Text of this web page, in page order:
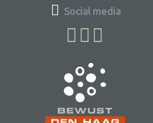
Social media